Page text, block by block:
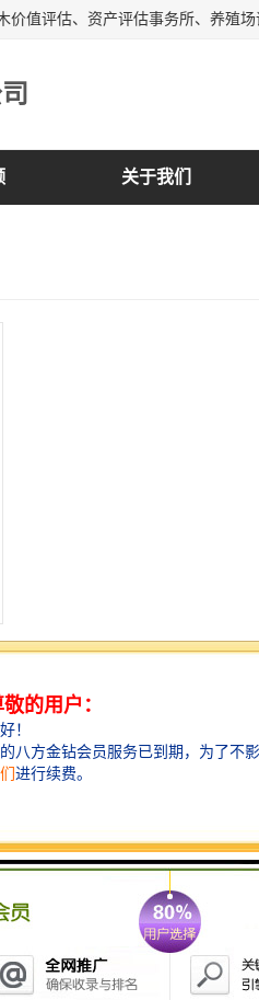
关于我们